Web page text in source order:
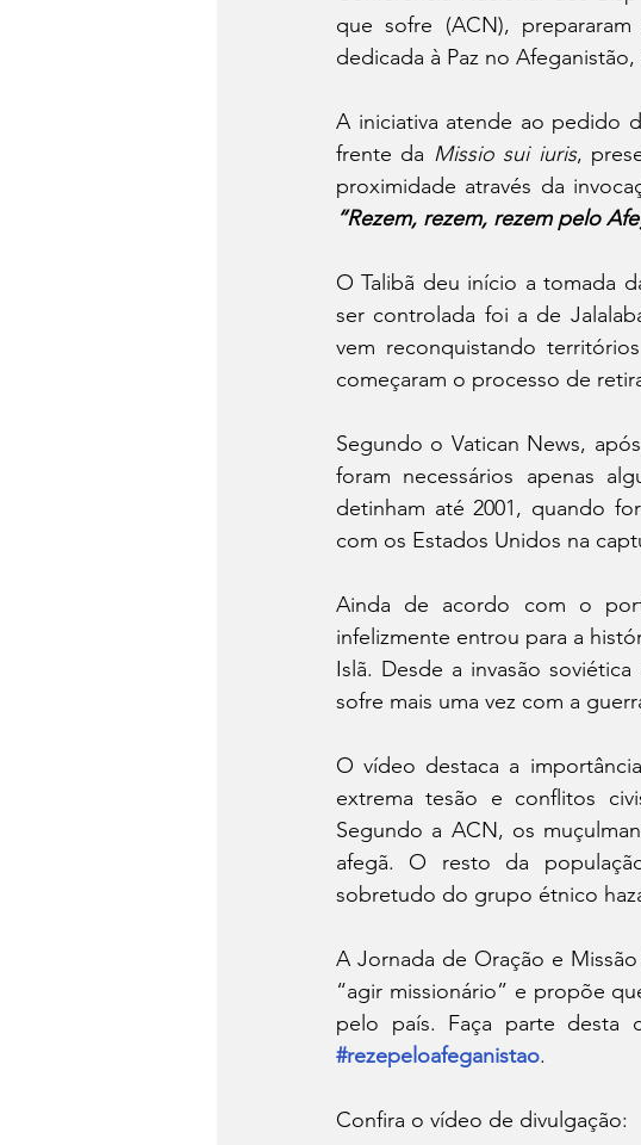
que sofre (ACN),
dedicada à Paz no
A iniciativa atende ao pedido
frente da Missio sui iuris,
“Rezem, rezem, rezem pelo
O Talibã deu início a tomada
ser controlada foi a de
vem reconquistando
começaram o processo de
Segundo o Vatican News,
foram necessários apenas
detinham até 2001, quando
com os Estados Unidos na
Ainda de acordo com o
infelizmente entrou para a
Islã. Desde a invasão
sofre mais uma vez com a
O vídeo destaca a
extrema tesão e conflitos
Segundo a ACN, os
afegã. O resto da
sobretudo do grupo étnico
A Jornada de Oração e
“agir missionário” e propõe
#rezepeloafeganistao.
Confira o vídeo de divulgação: